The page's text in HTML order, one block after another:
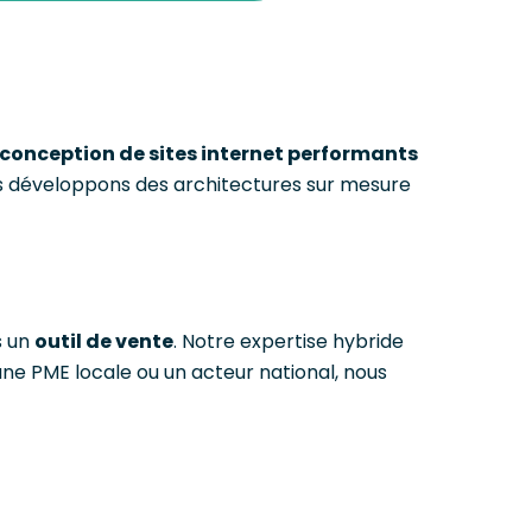
conception de sites internet performants
développons des architectures sur mesure
un outil de vente. Notre expertise hybride
PME locale ou un acteur national, nous